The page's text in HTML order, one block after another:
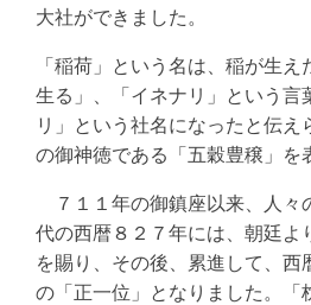
大社ができました。
「稲荷」という名は、稲が生
生る」、「イネナリ」という言
リ」という社名になったと伝え
の御神徳である「五穀豊穣」を
７１１年の御鎮座以来、人々
代の西暦８２７年には、朝廷よ
を賜り、その後、累進して、西
の「正一位」となりました。「